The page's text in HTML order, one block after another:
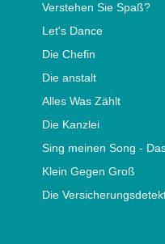
Verstehen Sie Spaß?
Let's Dance
Die Chefin
Die anstalt
Alles Was Zählt
Die Kanzlei
Sing meinen Song -
Klein Gegen Groß
Die